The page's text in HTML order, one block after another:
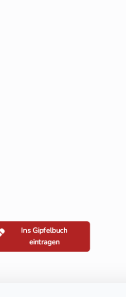
Ins Gipfelbuch
eintragen